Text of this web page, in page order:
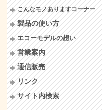
こんなモノありますコーナー
製品の使い方
エコーモデルの想い
営業案内
通信販売
リンク
サイト内検索